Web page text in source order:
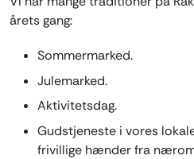
årets gang:
Sommermarked.
Julemarked.
Aktivitetsdag.
Gudstjeneste i vores
frivillige hænder fra